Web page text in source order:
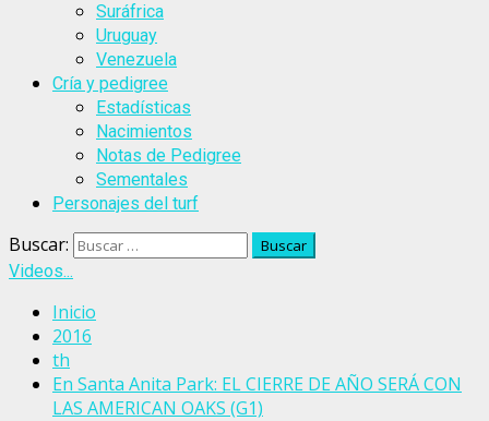
Suráfrica
Uruguay
Venezuela
Cría y pedigree
Estadísticas
Nacimientos
Notas de Pedigree
Sementales
Personajes del turf
Buscar:
Videos...
Inicio
2016
th
En Santa Anita Park: EL CIERRE DE AÑO SERÁ CON
LAS AMERICAN OAKS (G1)